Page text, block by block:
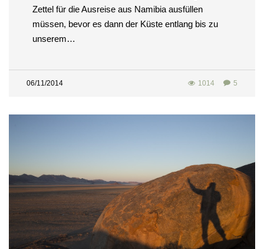
Zettel für die Ausreise aus Namibia ausfüllen
müssen, bevor es dann der Küste entlang bis zu
unserem…
06/11/2014 5
1014